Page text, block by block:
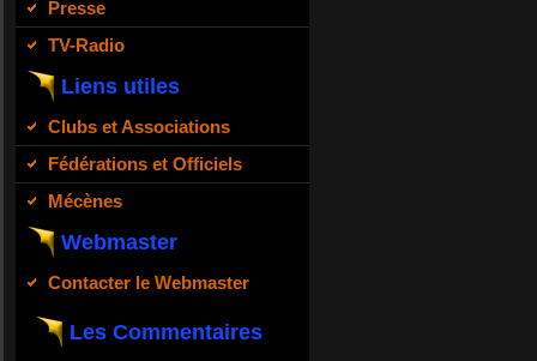
Presse
TV-Radio
Liens utiles
Clubs et Associations
Fédérations et Officiels
Mécènes
Webmaster
Contacter le Webmaster
Les Commentaires